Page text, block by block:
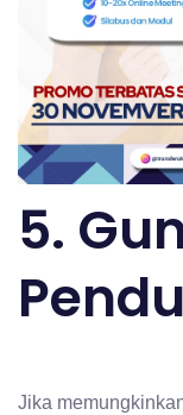
5.
Jika